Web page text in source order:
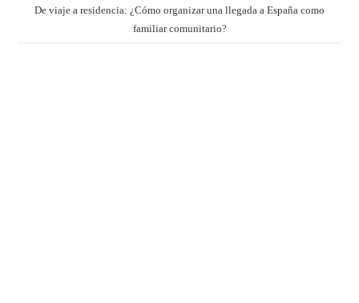
De viaje a residencia: ¿Cómo organizar una llegada a España como
familiar comunitario?